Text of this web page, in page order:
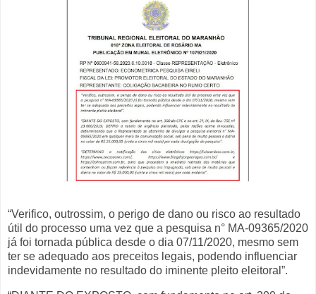
“Verifico, outrossim, o perigo de dano ou risco ao resultado
útil do processo uma vez que a pesquisa n° MA-09365/2020
já foi tornada pública desde o dia 07/11/2020, mesmo sem
ter se adequado aos preceitos legais, podendo influenciar
indevidamente no resultado do iminente pleito eleitoral”.